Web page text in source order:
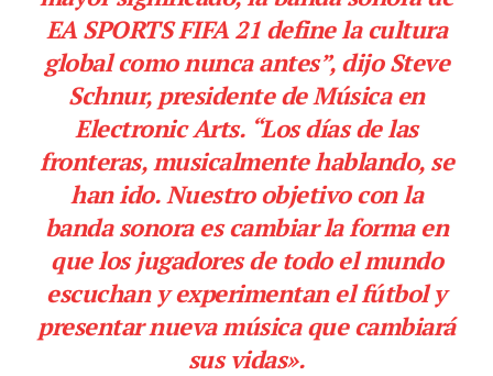
EA SPORTS FIFA 21 define la cultura
global como nunca antes”, dijo Steve
Schnur, presidente de Música en
Electronic Arts. “Los días de las
fronteras, musicalmente hablando, se
han ido. Nuestro objetivo con la
banda sonora es cambiar la forma en
que los jugadores de todo el mundo
escuchan y experimentan el fútbol y
presentar nueva música que cambiará
sus vidas».